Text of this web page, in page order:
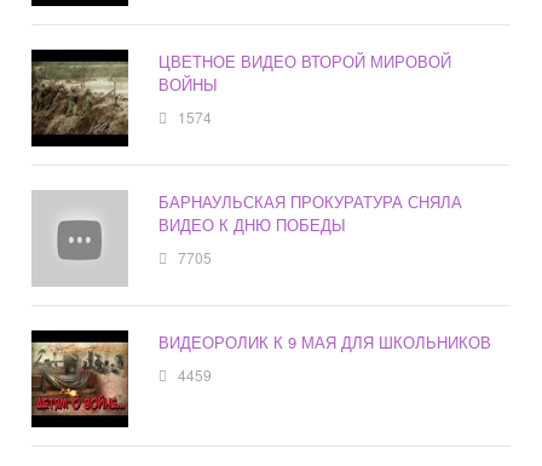
ЦВЕТНОЕ ВИДЕО ВТОРОЙ МИРОВОЙ
ВОЙНЫ
1574
БАРНАУЛЬСКАЯ ПРОКУРАТУРА СНЯЛА
ВИДЕО К ДНЮ ПОБЕДЫ
7705
ВИДЕОРОЛИК К 9 МАЯ ДЛЯ ШКОЛЬНИКОВ
4459